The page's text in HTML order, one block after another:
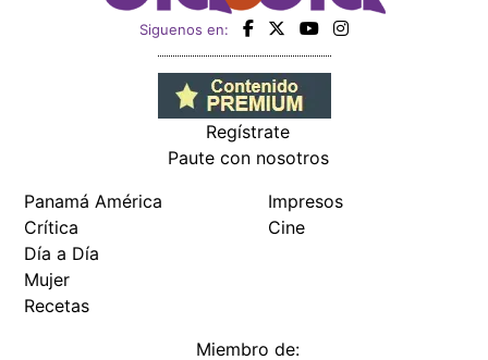
Siguenos en:
Regístrate
Paute con nosotros
Panamá América
Crítica
Día a Día
Mujer
Recetas
Impresos
Cine
Miembro de: